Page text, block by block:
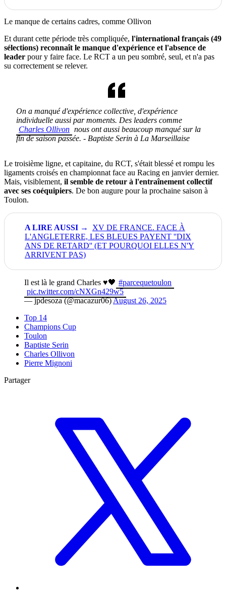
Le manque de certains cadres, comme Ollivon
Et durant cette période très compliquée, l'international français (49
sélections) reconnaît le manque d'expérience et l'absence de
leader pour y faire face. Le RCT a un peu sombré, seul, et n'a pas
su correctement se relever.
On a manqué d'expérience collective, d'expérience
individuelle aussi par moments. Des leaders comme
Charles Ollivon nous ont aussi beaucoup manqué sur la
fin de saison passée. - Baptiste Serin à La Marseillaise
Le troisième ligne, et capitaine, du RCT, s'était blessé et rompu les
ligaments croisés en championnat face au Racing en janvier dernier.
Mais, visiblement, il semble de retour à l'entraînement collectif
avec ses coéquipiers. De bon augure pour la prochaine saison à
Toulon.
XV DE FRANCE. FACE À
L'ANGLETERRE, LES BLEUES PAYENT ''DIX
ANS DE RETARD'' (ET POURQUOI ELLES N'Y
ARRIVENT PAS)
Il est là le grand Charles ♥️🖤 #parcequetoulon
pic.twitter.com/cNXGn429w5
— jpdesoza (@macazur06)August 26, 2025
Top 14
Champions Cup
Toulon
Baptiste Serin
Charles Ollivon
Pierre Mignoni
Partager